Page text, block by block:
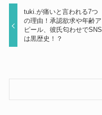
tuki.が痛いと言われる7つ
の理由！承認欲求や年齢ア
ピール、彼氏匂わせでSNS
は黒歴史！？